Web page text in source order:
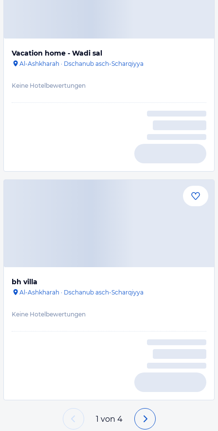
Vacation home - Wadi sal
Al-Ashkharah · Dschanub asch-Scharqiyya
Keine Hotelbewertungen
bh villa
Al-Ashkharah · Dschanub asch-Scharqiyya
Keine Hotelbewertungen
1 von 4